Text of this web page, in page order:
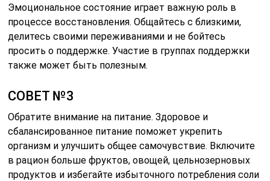
Эмоциональное состояние играет важную роль в
процессе восстановления. Общайтесь с близкими,
делитесь своими переживаниями и не бойтесь
просить о поддержке. Участие в группах поддержки
также может быть полезным.
СОВЕТ №3
Обратите внимание на питание. Здоровое и
сбалансированное питание поможет укрепить
организм и улучшить общее самочувствие. Включите
в рацион больше фруктов, овощей, цельнозерновых
продуктов и избегайте избыточного потребления соли